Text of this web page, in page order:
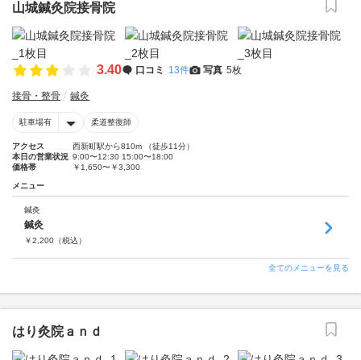
山城鍼灸院接骨院
3.40 口コミ 13件 写真 5枚
接骨・整骨 鍼灸
駐車場有 柔道整復師
アクセス
西新町駅から810m （徒歩11分）
本日の営業状況 9:00〜12:30 15:00〜18:00
価格帯
￥1,650〜￥3,300
メニュー
鍼灸
鍼灸
￥2,200 （税込）
全てのメニューを見る
はり灸院ａｎｄ